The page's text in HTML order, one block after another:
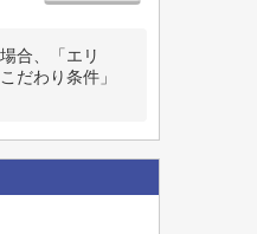
合、「エリ
だわり条件」